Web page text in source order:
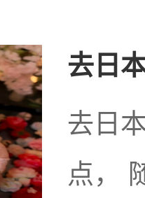
去日
去日
点，